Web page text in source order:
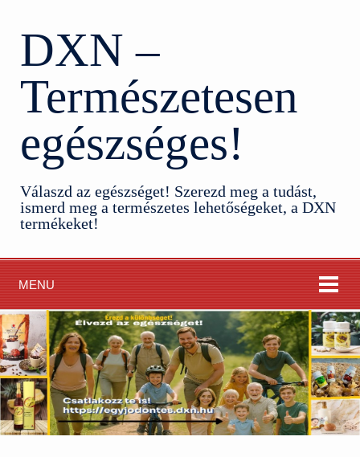
DXN –
Természetesen
egészséges!
Válaszd az egészséget! Szerezd meg a tudást,
ismerd meg a természetes lehetőségeket, a DXN
termékeket!
MENU